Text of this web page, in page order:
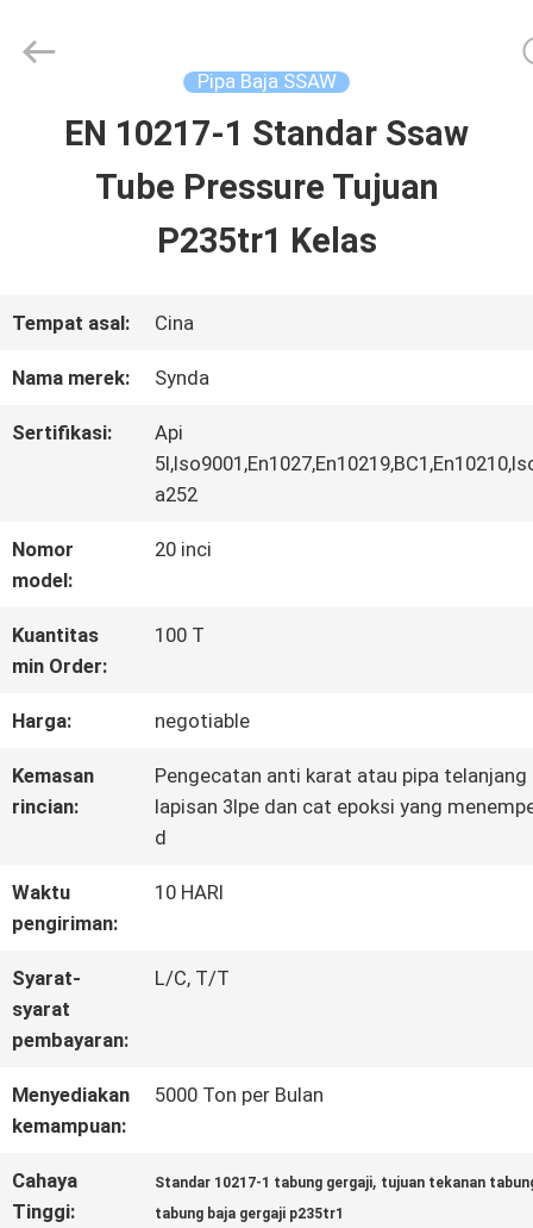
RUMAH
TENTANG
KAMI
KONTROL
KUALITAS
HUBUNGI
KAMI
BERITA
MINTA
KUTIPAN
SITEMAP
KEBIJAKAN
International
Trade
Pipa Baja SSAW
EN 10217-1 Standar Ssaw
Tube Pressure Tujuan
P235tr1 Kelas
Tempat asal: Cina
Nama merek: Synda
Sertifikasi:
Api
a252
Nomor
model:
20 inci
Kuantitas
min Order:
100 T
Harga: negotiable
Kemasan
rincian:
Pengecatan anti karat atau pipa telanjang
lapisan 3lpe dan cat epoksi yang
d
Waktu
pengiriman:
10 HARI
Syarat-
syarat
pembayaran:
L/C, T/T
Menyediakan
kemampuan:
5000 Ton per Bulan
Cahaya
Tinggi:
Standar 10217-1 tabung gergaji, tujuan tekanan
tabung baja gergaji p235tr1